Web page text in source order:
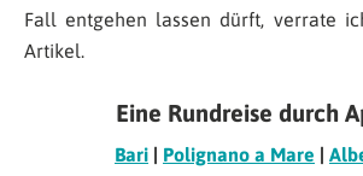
Fall entgehen lassen dürft, verrate
Artikel.
Eine Rundreise durch
Bari | Polignano a Mare |